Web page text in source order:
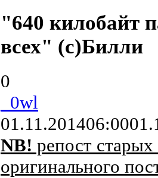
"640 килобайт
всех" (с)Билли
0
_0wl
01.11.201406:00
NB! репост старых
оригинального